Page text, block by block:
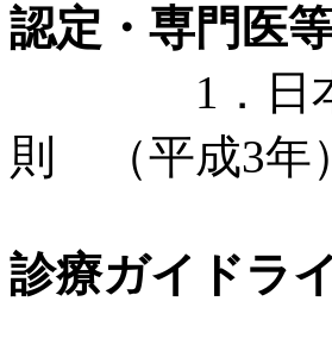
認定・専門医
1．日本歯
則 （平成3
診療ガイドラ